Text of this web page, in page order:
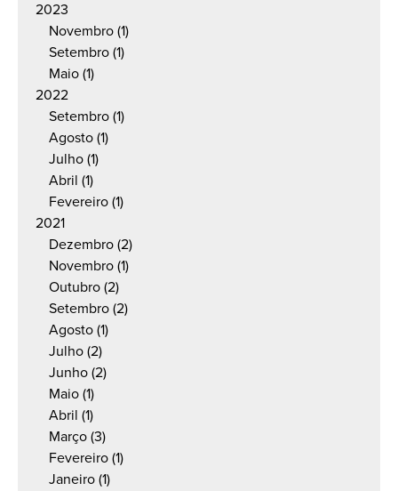
2023
Novembro (1)
Setembro (1)
Maio (1)
2022
Setembro (1)
Agosto (1)
Julho (1)
Abril (1)
Fevereiro (1)
2021
Dezembro (2)
Novembro (1)
Outubro (2)
Setembro (2)
Agosto (1)
Julho (2)
Junho (2)
Maio (1)
Abril (1)
Março (3)
Fevereiro (1)
Janeiro (1)